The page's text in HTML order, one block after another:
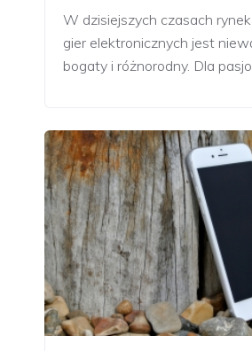
W dzisiejszych czasach
gier elektronicznych jest
bogaty i różnorodny. Dla